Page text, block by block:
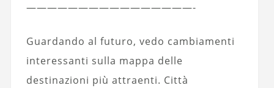
————————————————-
Guardando al futuro, vedo cambiamenti
interessanti sulla mappa delle
destinazioni più attraenti. Città